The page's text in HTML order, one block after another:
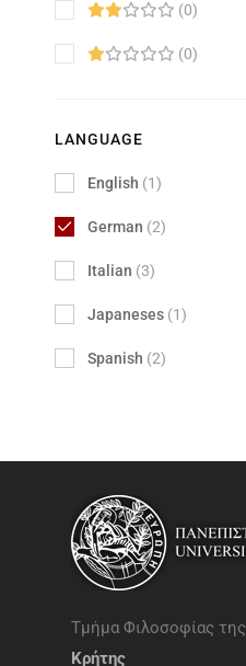
(0)
(0)
LANGUAGE
English (1)
German (2)
Italian (3)
Japaneses (1)
Spanish (2)
Τμήμα Φιλοσοφίας της
Κρήτης